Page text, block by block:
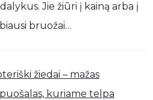
Jie žiūri į kainą arba į
bruožai…
žiedai – mažas
kuriame telpa